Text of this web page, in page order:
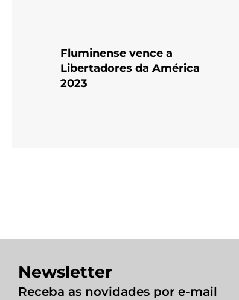
Fluminense vence a
Libertadores da América
2023
Newsletter
Receba as novidades por e-mail